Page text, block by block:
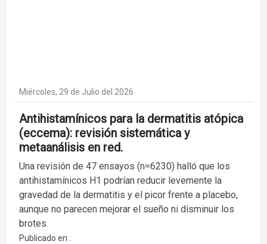
Miércoles, 29 de Julio del 2026
Antihistamínicos para la dermatitis atópica
(eccema): revisión sistemática y
metaanálisis en red.
Una revisión de 47 ensayos (n=6230) halló que los
antihistamínicos H1 podrían reducir levemente la
gravedad de la dermatitis y el picor frente a placebo,
aunque no parecen mejorar el sueño ni disminuir los
brotes.
Publicado en :